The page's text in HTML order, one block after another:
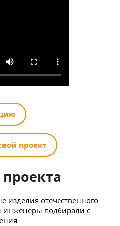
проект
изделия отечественного
инженеры подбирали с